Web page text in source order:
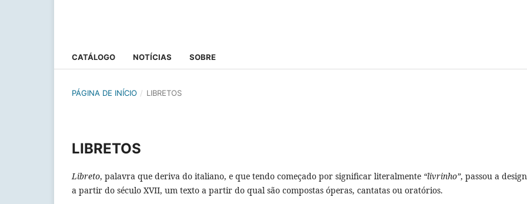
CATÁLOGO NOTÍCIAS SOBRE
PÁGINA DE INÍCIO / LIBRETOS
LIBRETOS
Libreto, palavra que deriva do italiano, e que tendo começado por significar literalmente “livrinho”, passou a
a partir do século XVII, um texto a partir do qual são compostas óperas, cantatas ou oratórios.